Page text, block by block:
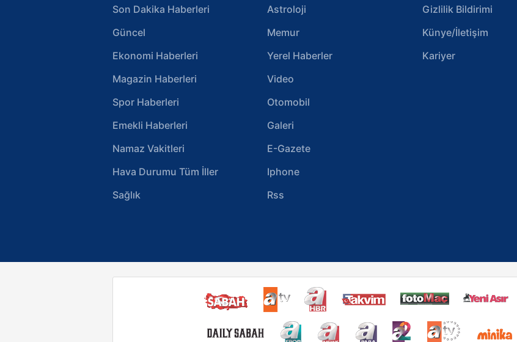
Son Dakika Haberleri
Güncel
Ekonomi Haberleri
Magazin Haberleri
Spor Haberleri
Emekli Haberleri
Namaz Vakitleri
Hava Durumu Tüm İller
Sağlık
Astroloji
Memur
Yerel Haberler
Video
Otomobil
Galeri
E-Gazete
Iphone
Rss
Gizlilik Bildirimi
Künye/İletişim
Kariyer